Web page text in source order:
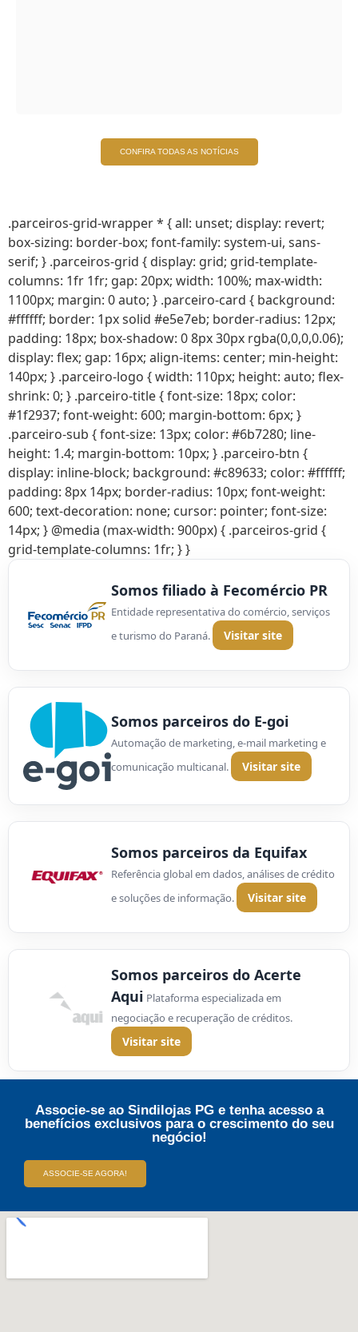
CONFIRA TODAS AS NOTÍCIAS
Somos filiado à Fecomércio PR
Entidade representativa do comércio, serviços
e turismo do Paraná.
Visitar site
Somos parceiros do E-goi
Automação de marketing, e-mail marketing e
comunicação multicanal.
Visitar site
Somos parceiros da Equifax
Referência global em dados, análises de crédito
e soluções de informação.
Visitar site
Somos parceiros do Acerte
Aqui Plataforma especializada em
negociação e recuperação de créditos.
Visitar site
Associe-se ao Sindilojas PG e tenha acesso a
benefícios exclusivos para o crescimento do seu
negócio!
ASSOCIE-SE AGORA!